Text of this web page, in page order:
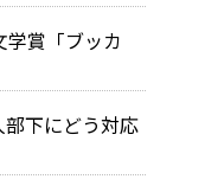
賞「ブッカ
下にどう対応